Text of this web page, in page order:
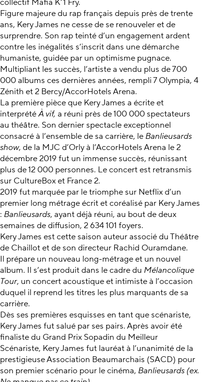
collectif Mafia K’1 Fry.
Figure majeure du rap français depuis près de trente
ans, Kery James ne cesse de se renouveler et de
surprendre. Son rap teinté d’un engagement ardent
contre les inégalités s’inscrit dans une démarche
humaniste, guidée par un optimisme pugnace.
Multipliant les succès, l’artiste a vendu plus de 700
000 albums ces dernières années, rempli 7 Olympia, 4
Zénith et 2 Bercy/AccorHotels Arena.
La première pièce que Kery James a écrite et
interprétéÀ vif, a réuni près de 100 000 spectateurs
au théâtre. Son dernier spectacle exceptionnel
consacré à l’ensemble de sa carrière, le Banlieusards
show, de la MJC d’Orly à l’AccorHotels Arena le 2
décembre 2019 fut un immense succès, réunissant
plus de 12 000 personnes. Le concert est retransmis
sur CultureBox et France 2.
2019 fut marquée par le triomphe sur Netflix d’un
premier long métrage écrit et coréalisé par Kery James
: Banlieusards, ayant déjà réuni, au bout de deux
semaines de diffusion, 2 634 101 foyers.
Kery James est cette saison auteur associé du Théâtre
de Chaillot et de son directeur Rachid Ouramdane.
Il prépare un nouveau long-métrage et un nouvel
album. Il s’est produit dans le cadre du Mélancolique
Tour, un concert acoustique et intimiste à l’occasion
duquel il reprend les titres les plus marquants de sa
carrière.
Dès ses premières esquisses en tant que scénariste,
Kery James fut salué par ses pairs. Après avoir été
finaliste du Grand Prix Sopadin du Meilleur
Scénariste, Kery James fut lauréat à l’unanimité de la
prestigieuse Association Beaumarchais (SACD) pour
son premier scénario pour le cinéma, Banlieusards (ex.